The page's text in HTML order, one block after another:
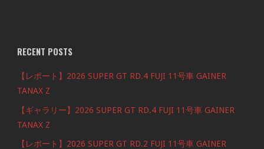
RECENT POSTS
【レポート】2026 SUPER GT RD.4 FUJI 11号車 GAINER
TANAX Z
【ギャラリー】2026 SUPER GT RD.4 FUJI 11号車 GAINER
TANAX Z
【レポート】2026 SUPER GT RD.2 FUJI 11号車 GAINER